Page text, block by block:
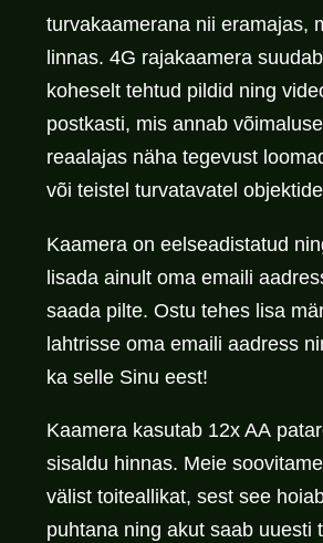
turvakaamerana nii eramajas,
linnas. 4G rajakaamera
koheselt tehtud pildid ning
postkasti, mis annab
reaalajas näha tegevust
või teistel turvatavatel
Kaamera on eelseadistatud
lisada ainult oma emaili
saada pilte. Ostu tehes lisa
lahtrisse oma emaili aadress
ka selle Sinu eest!
Kaamera kasutab 12x AA
sisaldu hinnas. Meie
välist toiteallikat, sest see
puhtana ning akut saab uuesti